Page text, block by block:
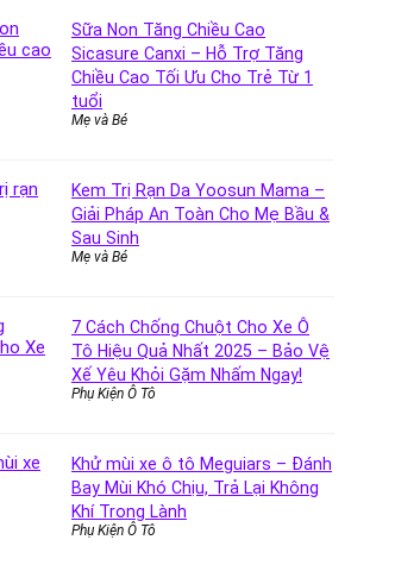
Sữa Non Tăng Chiều Cao
Sicasure Canxi – Hỗ Trợ Tăng
Chiều Cao Tối Ưu Cho Trẻ Từ 1
tuổi
Mẹ và Bé
Kem Trị Rạn Da Yoosun Mama –
Giải Pháp An Toàn Cho Mẹ Bầu &
Sau Sinh
Mẹ và Bé
7 Cách Chống Chuột Cho Xe Ô
Tô Hiệu Quả Nhất 2025 – Bảo Vệ
Xế Yêu Khỏi Gặm Nhấm Ngay!
Phụ Kiện Ô Tô
Khử mùi xe ô tô Meguiars – Đánh
Bay Mùi Khó Chịu, Trả Lại Không
Khí Trong Lành
Phụ Kiện Ô Tô